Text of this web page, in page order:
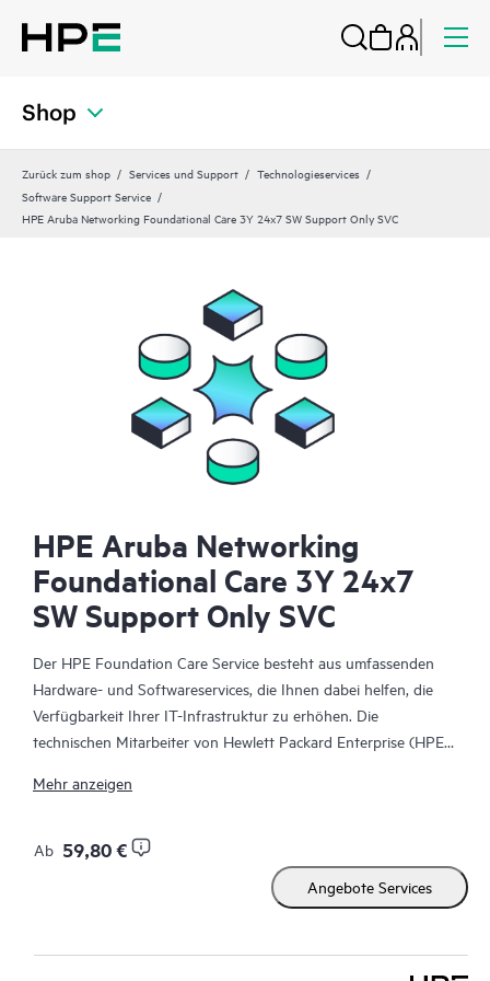
Shop
Zurück zum shop Services und Support
Technologieservices
Software Support Service
HPE Aruba Networking Foundational Care 3Y 24x7 SW Support Only SVC
HPE Aruba Networking
Foundational Care 3Y 24x7
SW Support Only SVC
Der HPE Foundation Care Service besteht aus umfassenden
Hardware- und Softwareservices, die Ihnen dabei helfen, die
Verfügbarkeit Ihrer IT-Infrastruktur zu erhöhen. Die
technischen Mitarbeiter von Hewlett Packard Enterprise (HPE)
Behebung von Hardware- und Softwareproblemen zu
ausgewählter anderer Anbieter auftreten.
Für Hardwareprodukte, die durch HPE Foundation Care
Remote-Support sowie die Hardwarereparatur vor Ort, wenn
Mehr anzeigen
Ab 59,80 €
Angebote Services